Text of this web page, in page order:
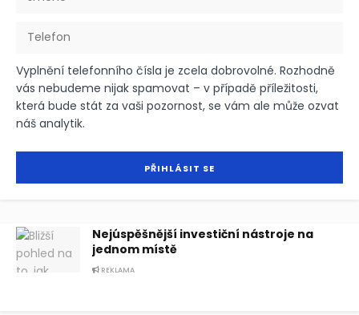
Vyplnění telefonního čísla je zcela dobrovolné. Rozhodně
vás nebudeme nijak spamovat – v případě příležitosti,
která bude stát za vaši pozornost, se vám ale může ozvat
náš analytik.
Nejúspěšnější investiční nástroje na
jednom místě
REKLAMA